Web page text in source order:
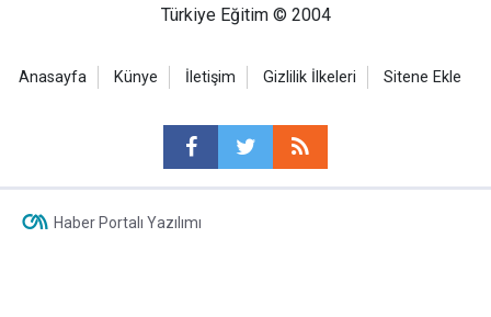
Türkiye Eğitim © 2004
Anasayfa Künye İletişim Gizlilik İlkeleri Sitene Ekle
Haber Portalı Yazılımı